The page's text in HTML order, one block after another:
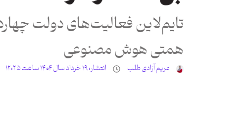
همتی هوش مصنوعی
مریم آزادی طلب انتشار:۱۹ خرداد سال ۱۴۰۴ ساعت ۱۲:۲۵